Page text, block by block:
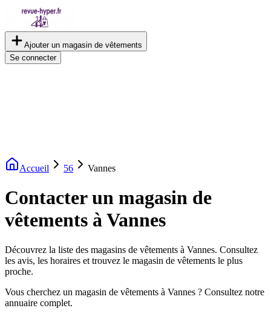
Ajouter un magasin de vêtements
Se connecter
Accueil 56 Vannes
Contacter un magasin de
vêtements à Vannes
Découvrez la liste des magasins de vêtements à Vannes. Consultez
les avis, les horaires et trouvez le magasin de vêtements le plus
proche.
Vous cherchez un magasin de vêtements à Vannes ? Consultez notre
annuaire complet.